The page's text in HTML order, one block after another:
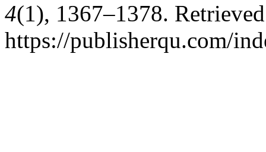
4(1), 1367–1378.
https://publisherqu.com/